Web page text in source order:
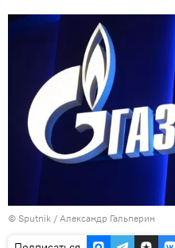
© Sputnik / Александр Гальперин